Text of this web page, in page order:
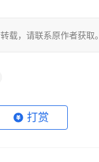
载，请联系原作者获取。
打赏